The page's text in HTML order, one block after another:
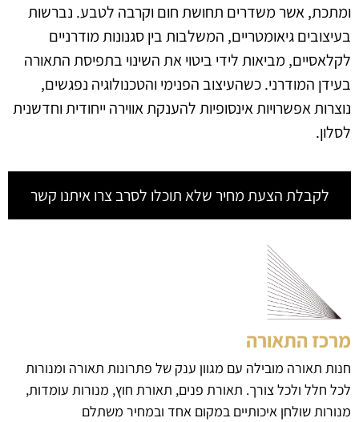
ומתכת, אשר משדרים תחושת חום וקרבה לטבע. נברשות
בעיצובים גיאומטריים, המשלבות בין סגנונות מודרניים
לקלאסיים, מביאות לידי ביטוי את השינוי בתפיסת התאורה
בעידן המודרני. כשהעיצוב הפנימי והטכנולוגיה נפגשים,
נוצרות אפשרויות אינסופיות להענקת אווירה ייחודית וחדשנית
לסלון.
לקבלת הצעת מחיר שלא תוכלו לסרב צרו איתנו קשר
מרכז התאורה
חנות תאורה מובילה עם מגוון ענק של פתרונות תאורה ומנורות
לכל חלל ולכל צורך. תאורת פנים, תאורת חוץ, מנורות עומדות,
מנורות שולחן איכותיים במקום אחד ובמחיר משתלם